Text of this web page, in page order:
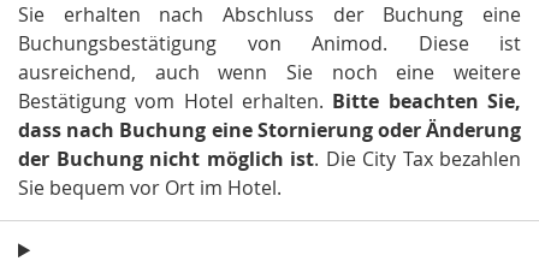
Sie erhalten nach Abschluss der Buchung eine
Buchungsbestätigung von Animod. Diese ist
ausreichend, auch wenn Sie noch eine weitere
Bestätigung vom Hotel erhalten. Bitte beachten Sie,
dass nach Buchung eine Stornierung oder Änderung
der Buchung nicht möglich ist. Die City Tax bezahlen
Sie bequem vor Ort im Hotel.